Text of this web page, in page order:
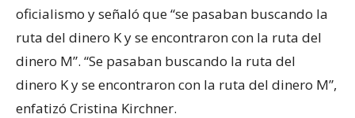
oficialismo y señaló que “se pasaban buscando la
ruta del dinero K y se encontraron con la ruta del
dinero M”. “Se pasaban buscando la ruta del
dinero K y se encontraron con la ruta del dinero M”,
enfatizó Cristina Kirchner.